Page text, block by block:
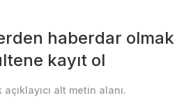
haberdar olmak
kayıt ol
alt metin alanı.